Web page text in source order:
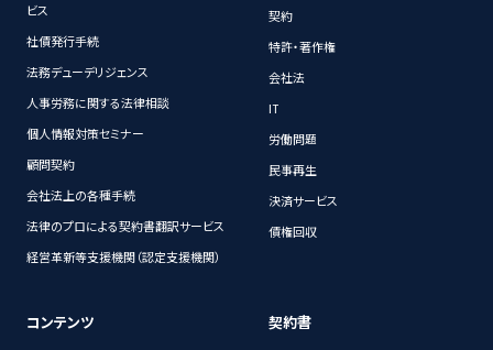
ビス
社債発行手続
法務デューデリジェンス
人事労務に関する法律相談
個人情報対策セミナー
顧問契約
会社法上の各種手続
法律のプロによる契約書翻訳サービス
経営革新等支援機関（認定支援機関）
契約
特許・著作権
会社法
IT
労働問題
民事再生
決済サービス
債権回収
コンテンツ 契約書